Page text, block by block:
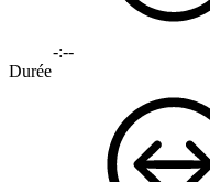
-:--
Durée